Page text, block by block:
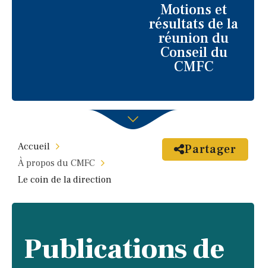
Motions et
résultats de la
réunion du
Conseil du
CMFC
Accueil
À propos du CMFC
Le coin de la direction
Partager
Publications de